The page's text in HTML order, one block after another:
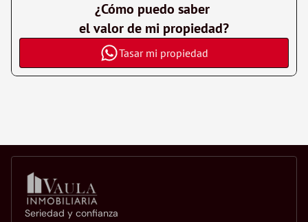
¿Cómo puedo saber
el valor de mi propiedad?
Tasar mi propiedad
Seriedad y confianza